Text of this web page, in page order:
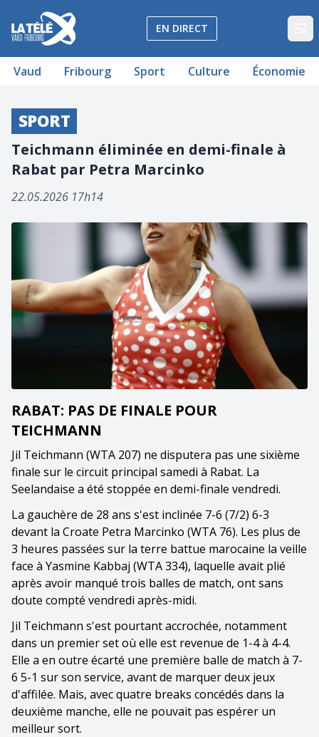
La Télé - Télévision régionale Vaud et Fribourg
EN DIRECT
Vaud Fribourg Sport Culture Économie
SPORT
Teichmann éliminée en demi-finale à
Rabat par Petra Marcinko
22.05.2026 17h14
RABAT: PAS DE FINALE POUR
TEICHMANN
Jil Teichmann (WTA 207) ne disputera pas une sixième
finale sur le circuit principal samedi à Rabat. La
Seelandaise a été stoppée en demi-finale vendredi.
La gauchère de 28 ans s'est inclinée 7-6 (7/2) 6-3
devant la Croate Petra Marcinko (WTA 76). Les plus de
3 heures passées sur la terre battue marocaine la veille
face à Yasmine Kabbaj (WTA 334), laquelle avait plié
après avoir manqué trois balles de match, ont sans
doute compté vendredi après-midi.
Jil Teichmann s'est pourtant accrochée, notamment
dans un premier set où elle est revenue de 1-4 à 4-4.
Elle a en outre écarté une première balle de match à 7-
6 5-1 sur son service, avant de marquer deux jeux
d'affilée. Mais, avec quatre breaks concédés dans la
deuxième manche, elle ne pouvait pas espérer un
meilleur sort.